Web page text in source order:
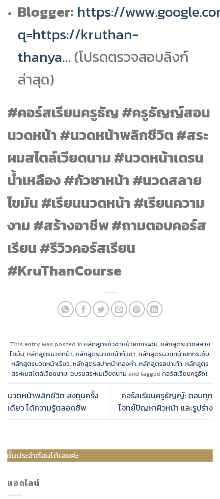
Blogger: https://
q=https://kruthan-
thanya…(โปรดตรวจสอบลิงก์
ล่าสุด)
#คอร์สเรียนครูธัญ #ครูธัญญ์สอน
นวดหน้า #นวดหน้าพลิกชีวิต #สระ
ผมสไตล์เวียดนาม #นวดหน้าเดรน
น้ำเหลือง #กัวซาหน้า #นวดสลาย
ไขมัน #เรียนนวดหน้า #เรียนความ
งาม #สร้างอาชีพ #ถามตอบคอร์ส
เรียน #รีวิวคอร์สเรียน
#KruThanCourse
This entry was posted in หลักสูตรกัวซาหน้ายกกระชับ, หลักสูตรนวดสลาย
ไขมัน, หลักสูตรนวดหน้า, หลักสูตรนวดหน้ากัวซา, หลักสูตรนวดหน้ายกกระชับ,
หลักสูตรนวดหน้าเรียว, หลักสูตรสปาหน้าทองคำ, หลักสูตรสปาเท้า, หลักสูตร
สระผมสไตล์เวียดนาม, อบรมสระผมเวียดนาม and tagged คอร์สเรียนครูธัญ.
นวดหน้าพลิกชีวิต ลงทุนครั้ง
เดียว ได้ความรู้ตลอดชีพ
คอร์สเรียนครูธัญญ์: ตอบทุก
โจทย์ปัญหาผิวหน้า และรูปร่าง
นได้เลยค่ะ
แอดไลน์